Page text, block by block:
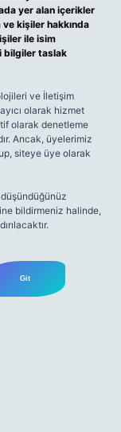
yer alan içerikler
kişiler hakkında
ile isim
bilgiler taslak
ve İletişim
olarak hizmet
olarak denetleme
Ancak, üyelerimiz
siteye üye olarak
bildirmeniz halinde,